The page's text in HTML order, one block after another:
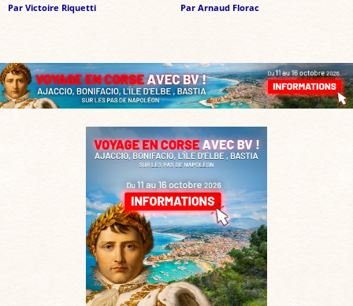
Par Victoire Riquetti Par Arnaud Florac